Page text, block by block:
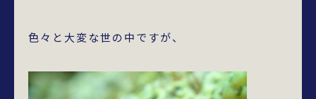
色々と大変な世の中ですが、